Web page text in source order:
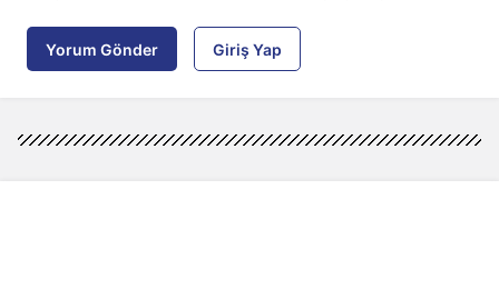
Yorum Gönder Giriş Yap